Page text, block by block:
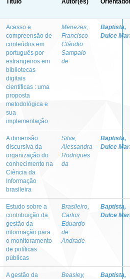
Acesso e
compreensão de
conteúdos em
português por
estrangeiros em
bibliotecas
digitais
científicas : uma
proposta
metodológica e
sua
implementação
Menezes,
Francisco
Cláudio
Sampaio
de
Baptista,
Dulce
A dimensão
discursiva da
organização do
conhecimento na
Ciência da
Informação
brasileira
Silva,
Alessandra
Rodrigues
da
Baptista,
Dulce
Estudo sobre a
contribuição da
gestão da
informação para
o monitoramento
de políticas
públicas
Brasileiro,
Carlos
Eduardo
de
Andrade
Baptista,
Dulce
A gestão da
Beasley,
Baptista,